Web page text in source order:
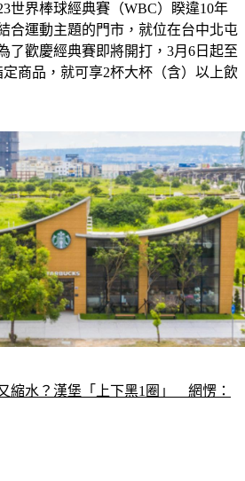
世界棒球經典賽（WBC）睽違10年
合運動主題的門市，就位在台中北屯
了歡慶經典賽即將開打，3月6日起至
商品，就可享2杯大杯（含）以上飲
縮水？漢堡「上下黑1圈」　網愣：